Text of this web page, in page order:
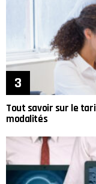
Tout savoir sur le
modalités